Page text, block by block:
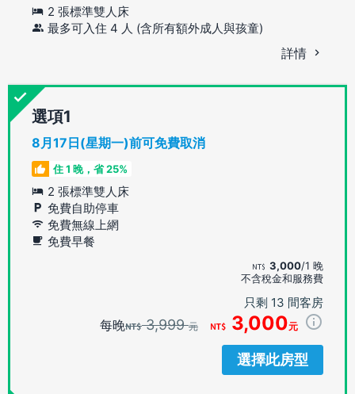
2 張標準雙人床
最多可入住 4 人 (含所有額外成人與孩童)
詳情
選項
8月17日(星期一)前可免費取消
住 1 晚，省 25%
2 張標準雙人床
免費自助停車
免費無線上網
免費早餐
3,000/1 晚
不含稅金和服務費
只剩 13 間客房
每晚 3,999元 3,000元
選擇此房型